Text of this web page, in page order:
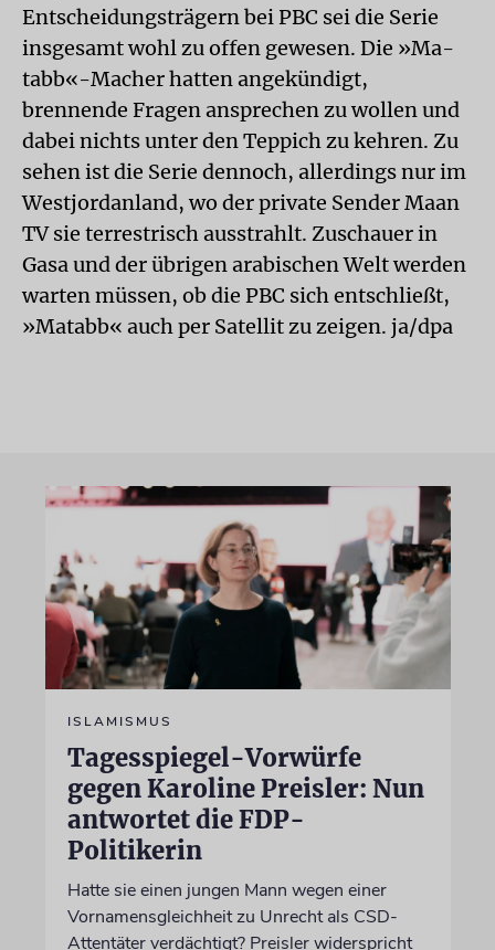
Entscheidungsträgern bei PBC sei die Serie
insgesamt wohl zu offen gewesen. Die »Ma-
tabb«-Macher hatten angekündigt,
brennende Fragen ansprechen zu wollen und
dabei nichts unter den Teppich zu kehren. Zu
sehen ist die Serie dennoch, allerdings nur im
Westjordanland, wo der private Sender Maan
TV sie terrestrisch ausstrahlt. Zuschauer in
Gasa und der übrigen arabischen Welt werden
warten müssen, ob die PBC sich entschließt,
»Matabb« auch per Satellit zu zeigen. ja/dpa
ISLAMISMUS
Tagesspiegel-Vorwürfe
gegen Karoline Preisler: Nun
antwortet die FDP-
Politikerin
Hatte sie einen jungen Mann wegen einer
Vornamensgleichheit zu Unrecht als CSD-
Attentäter verdächtigt? Preisler widerspricht